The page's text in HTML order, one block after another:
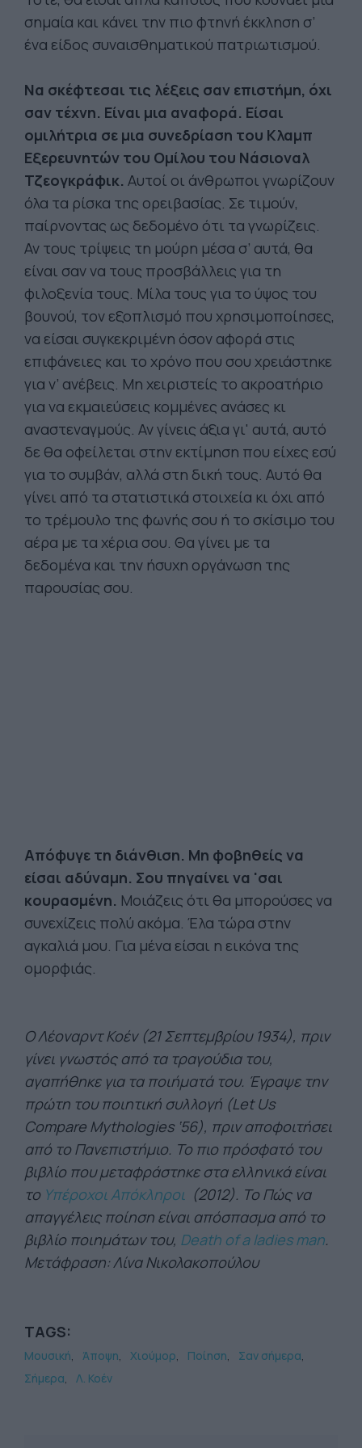
σημαία και κάνει την πιο φτηνή έκκληση σ’
ένα είδος συναισθηματικού πατριωτισμού.
Να σκέφτεσαι τις λέξεις σαν επιστήμη, όχι
σαν τέχνη. Είναι μια αναφορά. Είσαι
ομιλήτρια σε μια συνεδρίαση του Κλαμπ
Εξερευνητών του Ομίλου του Νάσιοναλ
Τζεογκράφικ. Αυτοί οι άνθρωποι γνωρίζουν
όλα τα ρίσκα της ορειβασίας. Σε τιμούν,
παίρνοντας ως δεδομένο ότι τα γνωρίζεις.
Αν τους τρίψεις τη μούρη μέσα σ’ αυτά, θα
είναι σαν να τους προσβάλλεις για τη
φιλοξενία τους. Μίλα τους για το ύψος του
βουνού, τον εξοπλισμό που χρησιμοποίησες,
να είσαι συγκεκριμένη όσον αφορά στις
επιφάνειες και το χρόνο που σου χρειάστηκε
για ν’ ανέβεις. Μη χειριστείς το ακροατήριο
για να εκμαιεύσεις κομμένες ανάσες κι
αναστεναγμούς. Αν γίνεις άξια γι' αυτά, αυτό
δε θα οφείλεται στην εκτίμηση που είχες εσύ
για το συμβάν, αλλά στη δική τους. Αυτό θα
γίνει από τα στατιστικά στοιχεία κι όχι από
το τρέμουλο της φωνής σου ή το σκίσιμο του
αέρα με τα χέρια σου. Θα γίνει με τα
δεδομένα και την ήσυχη οργάνωση της
παρουσίας σου.
Απόφυγε τη διάνθιση. Μη φοβηθείς να
είσαι αδύναμη. Σου πηγαίνει να 'σαι
κουρασμένη. Μοιάζεις ότι θα μπορούσες να
συνεχίζεις πολύ ακόμα. Έλα τώρα στην
αγκαλιά μου. Για μένα είσαι η εικόνα της
ομορφιάς.
O Λέοναρντ Κοέν (21 Σεπτεμβρίου 1934), πριν
γίνει γνωστός από τα τραγούδια του,
αγαπήθηκε για τα ποιήματά του. Έγραψε την
πρώτη του ποιητική συλλογή (Let Us
Compare Mythologies ‘56), πριν αποφοιτήσει
από το Πανεπιστήμιο. Το πιο πρόσφατό του
βιβλίο που μεταφράστηκε στα ελληνικά είναι
το Υπέροχοι Απόκληροι (2012). Το Πώς να
απαγγέλεις ποίηση είναι απόσπασμα από το
βιβλίο ποιημάτων του, Death of a ladies man.
Μετάφραση: Λίνα Νικολακοπούλου
TAGS:
Μουσική Άποψη Χιούμορ Ποίηση
Σαν σήμερα
Σήμερα
Λ. Κοέν